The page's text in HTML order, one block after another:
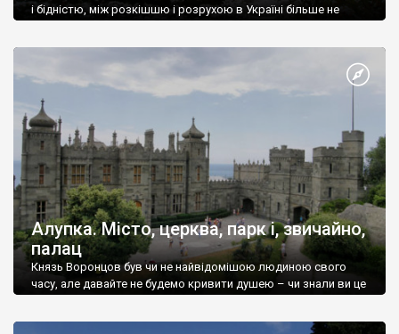
і бідністю, між розкішшю і розрухою в Україні більше не
Алупка. Місто, церква, парк і, звичайно,
палац
Князь Воронцов був чи не найвідомішою людиною свого
часу, але давайте не будемо кривити душею – чи знали ви це